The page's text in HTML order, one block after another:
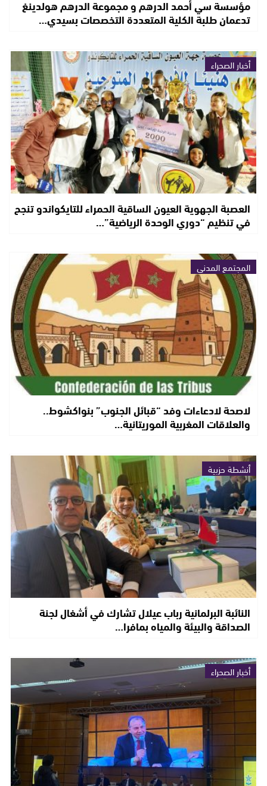
مؤسسة سي أحمد الدرهم و مجموعة الدرهم هولدينغ
تدعمان طلبة الكلية المتعددة التخصصات بسيدي…
أخبار الصحراء
العصبة الجهوية العيون الساقية الحمراء للتايكواندو تنجح
في تنظيم “دوري الوحدة الرياضية”…
المجتمع المدني
لاصحة لادعاءات وفد “قبائل الجنوب” بنواكشوط..
والعلاقات المغربية الموريتانية…
أنشطة حزبية
النائبة البرلمانية رباب عيلال تشارك في أشغال لجنة
الصداقة والبيئة والمياه بمافرا…
أخبار الصحراء